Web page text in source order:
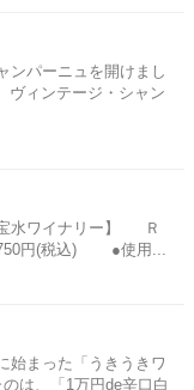
パーニュを開けまし
ィンテージ・シャン
水ワイナリー】 Ｒ
円(税込) ●使用...
まった「うきうきワ
は、「1万円de辛口白